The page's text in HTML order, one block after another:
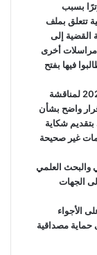
بسبب
تتعلق بملف
القضية إلى
2023، وأعقبتها مراسلات أخرى
2023، وأخيرًا في أبريل 2024، طالبوا فيها بفتح
رغم اجتماع اللجنة العلمية للمؤسسة في فبراير 2024 لمناقشة
واضح بشأن
بتقديم شكاية
غير صحيحة
والبحث العلمي
الجهات
الأجواء
حماية مصداقية